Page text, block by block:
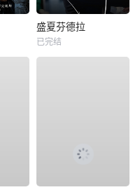
盛夏芬德拉
已完结